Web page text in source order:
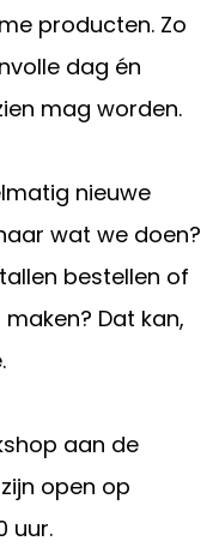
producten. Zo
dag én
mag worden.
nieuwe
wat we doen?
bestellen of
Dat kan,
aan de
open op
uur.